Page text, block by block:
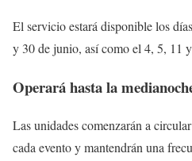
El servicio estará disponible los
y 30 de junio, así como el 4, 5, 11
Operará hasta la
Las unidades comenzarán a
cada evento y mantendrán una